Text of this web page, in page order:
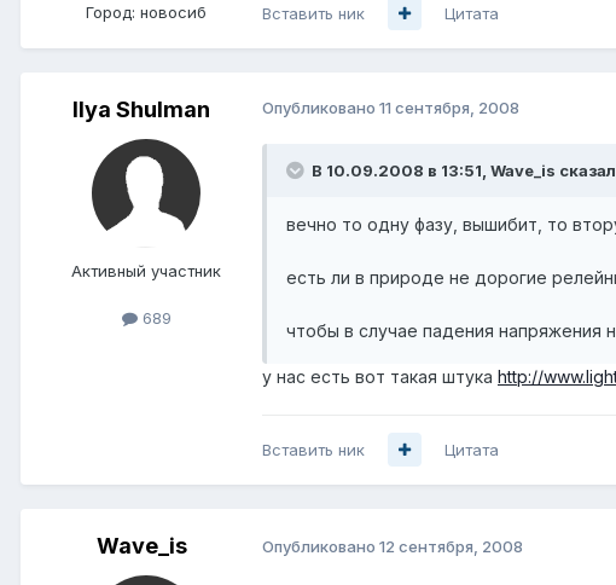
Город: новосиб Вставить ник Цитата
Ilya Shulman
Активный участник
689
Опубликовано 11 сентября, 2008
В 10.09.2008 в 13:51, Wave_is
вечно то одну фазу, вышибит, то
есть ли в природе не дорогие
чтобы в случае падения напряжения
у нас есть вот такая штука http://
Вставить ник Цитата
Wave_is Опубликовано 12 сентября, 2008